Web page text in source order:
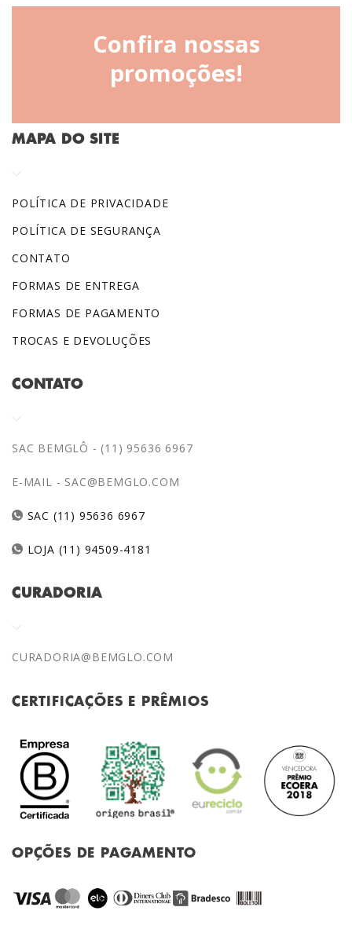
Confira nossas
promoções!
MAPA DO SITE
POLÍTICA DE PRIVACIDADE
POLÍTICA DE SEGURANÇA
CONTATO
FORMAS DE ENTREGA
FORMAS DE PAGAMENTO
TROCAS E DEVOLUÇÕES
CONTATO
SAC BEMGLÔ - (11) 95636 6967
E-MAIL - SAC@BEMGLO.COM
SAC (11) 95636 6967
LOJA (11) 94509-4181
CURADORIA
CURADORIA@BEMGLO.COM
CERTIFICAÇÕES E PRÊMIOS
OPÇÕES DE PAGAMENTO